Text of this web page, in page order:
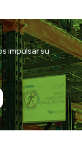
impulsar su